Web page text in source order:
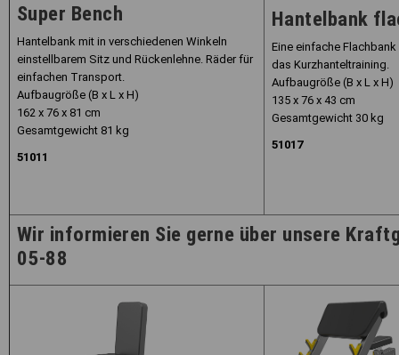
Super Bench
Hantelbank mit in verschiedenen Winkeln
einstellbarem Sitz und Rückenlehne. Räder für
einfachen Transport.
Aufbaugröße (B x L x H)
162 x 76 x 81 cm
Gesamtgewicht 81 kg
51011
Hantelbank
Eine einfache
das Kurzhanteltraining.
Aufbaugröße (B x L x H)
135 x 76 x 43 cm
Gesamtgewicht 30 kg
51017
Wir informieren Sie gerne über unsere
05-88